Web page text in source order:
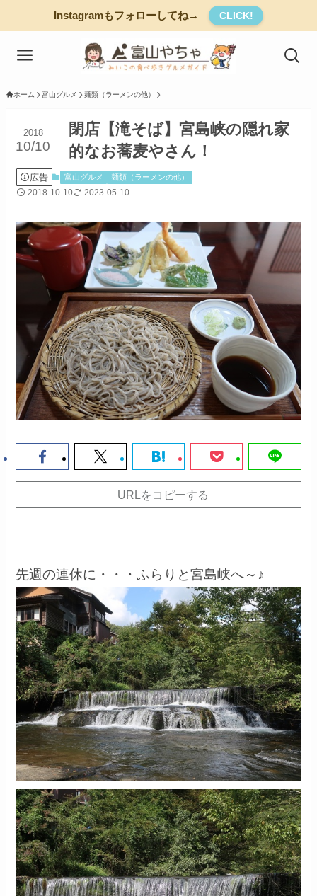
Instagramもフォローしてね→ CLICK!
ホーム 富山グルメ 麺類（ラーメンの他）
閉店【滝そば】宮島峡の隠れ家
的なお蕎麦やさん！
2018
10/10
広告 富山グルメ 麺類（ラーメンの他）
2018-10-10 2023-05-10
URLをコピーする
先週の連休に・・・ふらりと宮島峡へ～♪